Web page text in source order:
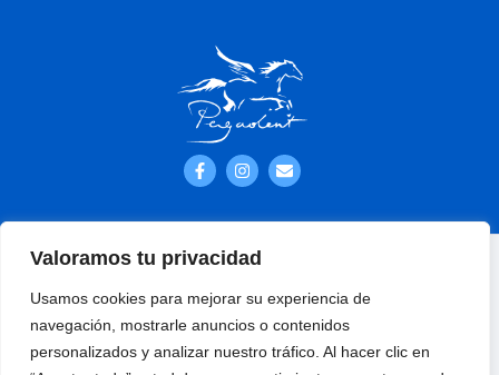
Valoramos tu privacidad
Usamos cookies para mejorar su experiencia de
navegación, mostrarle anuncios o contenidos
personalizados y analizar nuestro tráfico. Al hacer clic en
Política de privacidad